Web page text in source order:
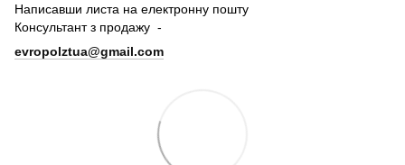
Написавши листа на електронну пошту
Консультант з продажу -
evropolztua@gmail.com